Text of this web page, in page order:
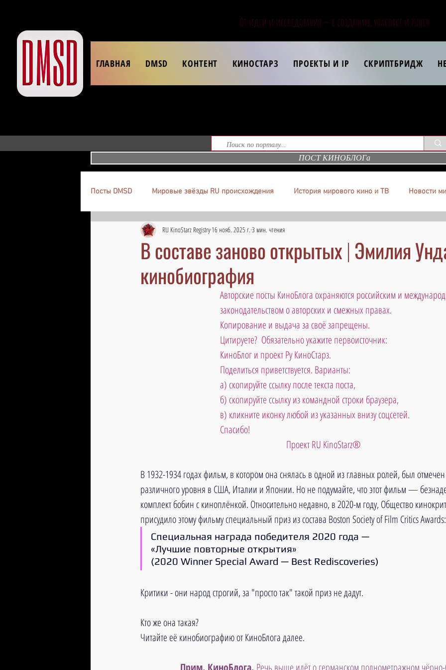
От идеи и исследования — к созданию, упаковке и рынку
ГЛАВНАЯ DMSD КОНТЕНТ КИНОСТАРЗ ПРОЕКТЫ И IP СКРИПТБРИДЖ
ПОСТ КИНОБЛОГа
Посты DMSD Мировые звёзды RU происхождения История мирового кино и ТВ Новости
В составе заново открытых | Эмилия
кинобиография
RU KinoStarz Registry 16 нояб. 2025 г. 3 мин. чтения
Авторские посты КиноБлога охраняются российским и
законодательством о авторских и смежных правах.
Копирование и выдача за своё запрещены.
Цитируете?  Обязательно укажите первоисточник:
КиноБлог и проект Ру КиноСтарз.
Поделиться приветствуется. Варианты:
а) скопируйте ссылку после текста поста,
б) скопируйте ссылку из командной строки браузера,
в) кликните иконку любой из указанных внизу соцсетей.
Спасибо!
Проект RU KinoStarz®
В 1932-1934 годах фильм, в котором она снялась в одной из главных ролей, был
различного уровня в США, Италии и Японии. Но не подумайте, что этот фильм —
комплект бобин с киноплёнкой. Относительно недавно, в 2020-м году, Общество
присудило этому фильму специальный приз из состава Boston Society of Film Critics Awards:
Специальная награда победителя 2020 года —
«Лучшие повторные открытия»
(2020 Winner Special Award — Best Rediscoveries)
Критики - они народ строгий, за "просто так" такой приз не дадут.
Кто же она такая?
Читайте её кинобиографию от КиноБлога далее.
Прим. КиноБлога. Речь выше идёт о германском полнометражном